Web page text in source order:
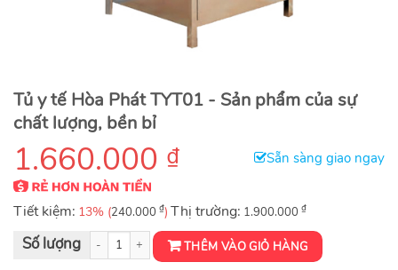
Tủ y tế Hòa Phát TYT01 - Sản phẩm của sự
chất lượng, bền bỉ
1.660.000 ₫ Sẵn sàng giao ngay
Tiết kiệm: 13% (240.000 ₫) Thị trường: 1.900.000 ₫
Tủ y tế Hòa Phát TYT01 số lượng THÊM VÀO GIỎ HÀNG